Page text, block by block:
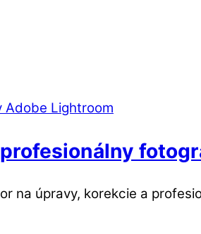
profesionálny
na úpravy, korekcie a